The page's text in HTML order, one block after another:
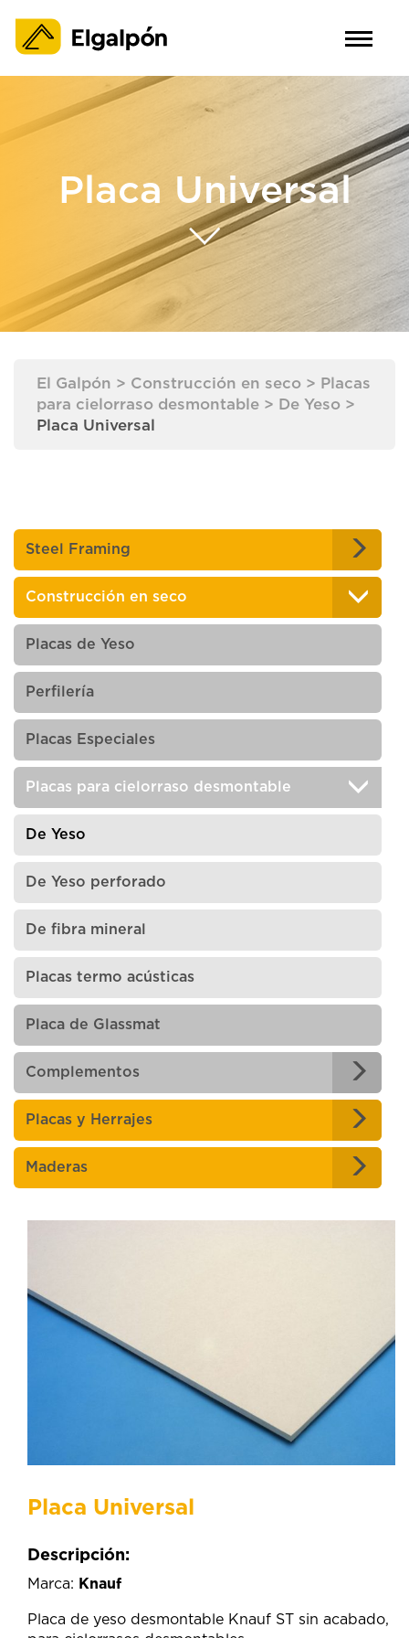
Placa Universal
El Galpón > Construcción en seco > Placas
para cielorraso desmontable > De Yeso >
Placa Universal
Steel Framing
Construcción en seco
Placas de Yeso
Perfilería
Placas Especiales
Placas para cielorraso desmontable
De Yeso
De Yeso perforado
De fibra mineral
Placas termo acústicas
Placa de Glassmat
Complementos
Placas y Herrajes
Maderas
Placa Universal
Descripción:
Marca: Knauf
Placa de yeso desmontable Knauf ST sin acabado,